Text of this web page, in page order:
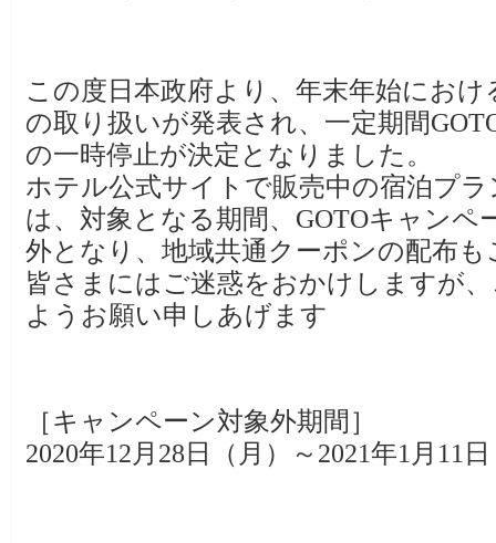
この度日本政府より、年末年始におけ
の取り扱いが発表され、一定期間
の一時停止が決定となりました。
ホテル公式サイトで販売中の宿泊プ
は、対象となる期間、GOTOキャンペ
外となり、地域共通クーポンの配布
皆さまにはご迷惑をおかけしますが
ようお願い申しあげます
［キャンペーン対象外期間］
2020年12月28日（月）～2021年1月11